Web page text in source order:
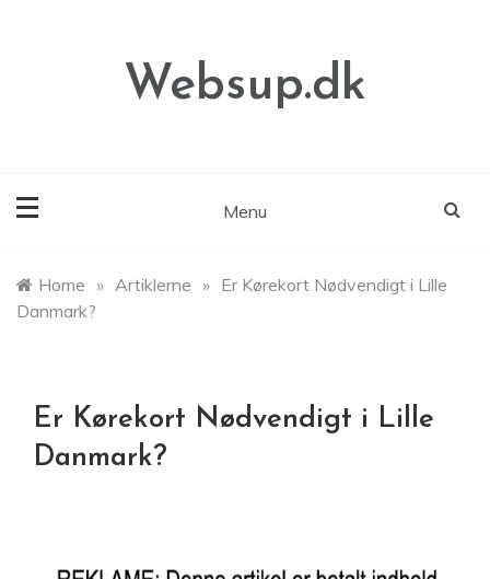
Websup.dk
Menu
Home » Artiklerne » Er Kørekort Nødvendigt i Lille
Danmark?
Er Kørekort Nødvendigt i Lille
Danmark?